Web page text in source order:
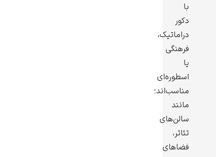
با
دکور
دراماتیک،
فرهنگی
یا
اسطوره‌ای
مناسب‌اند؛
مانند
سالن‌های
تئاتر،
فضاهای